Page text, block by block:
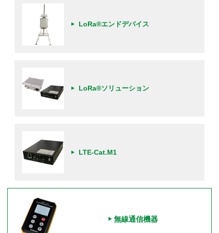
LoRa®エンドデバイス
LoRa®ソリューション
LTE-Cat.M1
無線通信機器